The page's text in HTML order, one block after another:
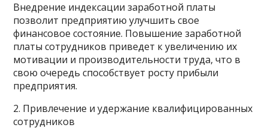
Внедрение индексации заработной платы
позволит предприятию улучшить свое
финансовое состояние. Повышение заработной
платы сотрудников приведет к увеличению их
мотивации и производительности труда, что в
свою очередь способствует росту прибыли
предприятия.
2. Привлечение и удержание квалифицированных
сотрудников